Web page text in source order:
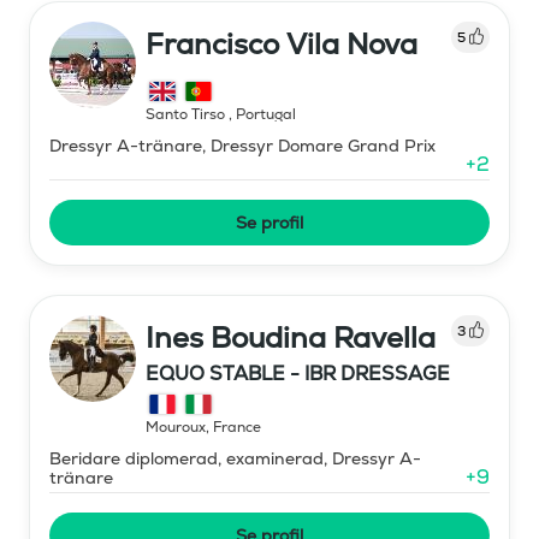
Francisco Vila Nova 5
Santo Tirso, Portugal
Dressyr A-tränare, Dressyr Domare Grand Prix
+2
Se profil
Ines Boudina Ravella 3
EQUO STABLE - IBR DRESSAGE
Mouroux, France
Beridare diplomerad, examinerad, Dressyr A-
tränare
+9